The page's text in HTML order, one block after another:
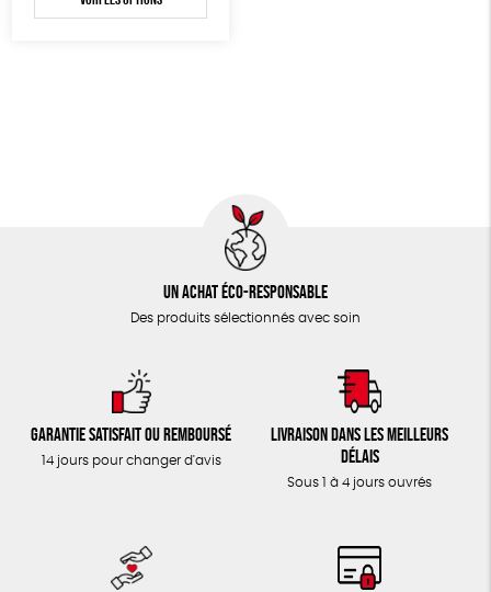
Un achat éco-responsable
Des produits sélectionnés avec soin
Garantie satisfait ou remboursé
14 jours pour changer d'avis
Livraison dans les meilleurs
délais
Sous 1 à 4 jours ouvrés